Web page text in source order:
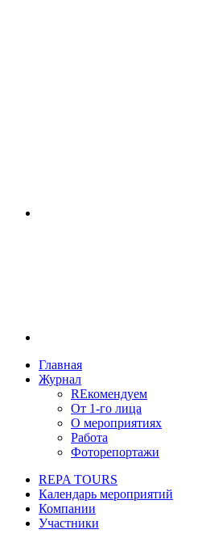
Главная
Журнал
REкомендуем
От 1-го лица
О мероприятиях
Работа
Фоторепортажи
REPA TOURS
Календарь мероприятий
Компании
Участники